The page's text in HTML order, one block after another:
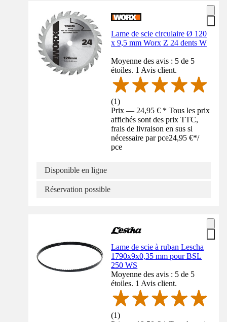
Lame de scie circulaire Ø 120
x 9,5 mm Worx Z 24 dents W
Moyenne des avis : 5 de 5
étoiles. 1 Avis client.
(1)
Prix — 24,95 € * Tous les prix
affichés sont des prix TTC,
frais de livraison en sus si
nécessaire par pce24,95 €*/
pce
Disponible en ligne
Réservation possible
Lame de scie à ruban Lescha
1790x9x0,35 mm pour BSL
250 WS
Moyenne des avis : 5 de 5
étoiles. 1 Avis client.
(1)